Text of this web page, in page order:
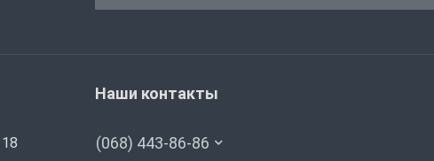
Наши контакты
(068) 443-86-86